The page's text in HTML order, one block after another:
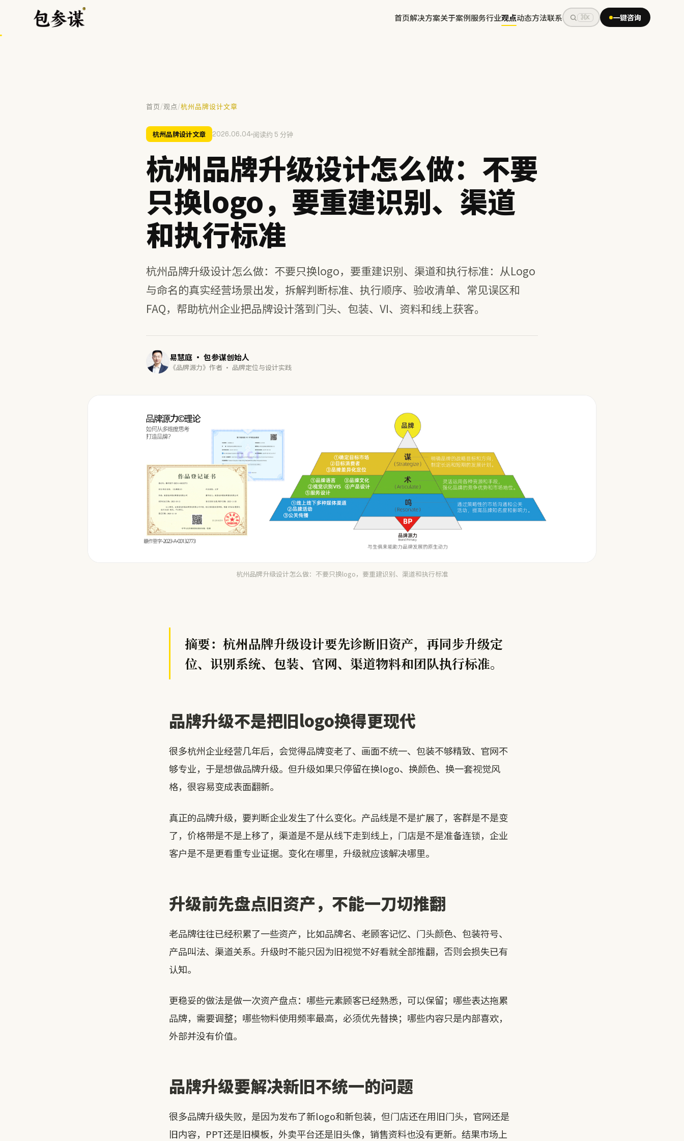
首页解决方案关于案例服务行业观点动态方法联系 ⌘K 一键咨询
包装设计 餐饮 方鲜 慧庭手写体
首页/观点/杭州品牌设计文章
杭州品牌设计文章 2026.06.04 阅读约 5 分钟
杭州品牌升级设计怎么做：不要
只换logo，要重建识别、渠道
和执行标准
杭州品牌升级设计怎么做：不要只换logo，要重建识别、渠道和执行标准：从Logo
与命名的真实经营场景出发，拆解判断标准、执行顺序、验收清单、常见误区和
FAQ，帮助杭州企业把品牌设计落到门头、包装、VI、资料和线上获客。
易慧庭 · 包参谋创始人
《品牌源力》作者 · 品牌定位与设计实践
杭州品牌升级设计怎么做：不要只换logo，要重建识别、渠道和执行标准
摘要：杭州品牌升级设计要先诊断旧资产，再同步升级定
位、识别系统、包装、官网、渠道物料和团队执行标准。
品牌升级不是把旧logo换得更现代
很多杭州企业经营几年后，会觉得品牌变老了、画面不统一、包装不够精致、官网不
够专业，于是想做品牌升级。但升级如果只停留在换logo、换颜色、换一套视觉风
格，很容易变成表面翻新。
真正的品牌升级，要判断企业发生了什么变化。产品线是不是扩展了，客群是不是变
了，价格带是不是上移了，渠道是不是从线下走到线上，门店是不是准备连锁，企业
客户是不是更看重专业证据。变化在哪里，升级就应该解决哪里。
升级前先盘点旧资产，不能一刀切推翻
老品牌往往已经积累了一些资产，比如品牌名、老顾客记忆、门头颜色、包装符号、
产品叫法、渠道关系。升级时不能只因为旧视觉不好看就全部推翻，否则会损失已有
认知。
更稳妥的做法是做一次资产盘点：哪些元素顾客已经熟悉，可以保留；哪些表达拖累
品牌，需要调整；哪些物料使用频率最高，必须优先替换；哪些内容只是内部喜欢，
外部并没有价值。
品牌升级要解决新旧不统一的问题
很多品牌升级失败，是因为发布了新logo和新包装，但门店还在用旧门头，官网还是
旧内容，PPT还是旧模板，外卖平台还是旧头像，销售资料也没有更新。结果市场上